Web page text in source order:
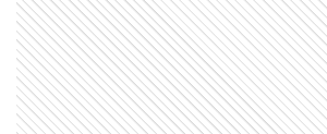
GALERIAS
De Cristina
Dayub a Micaela,
Brandoni: así fue